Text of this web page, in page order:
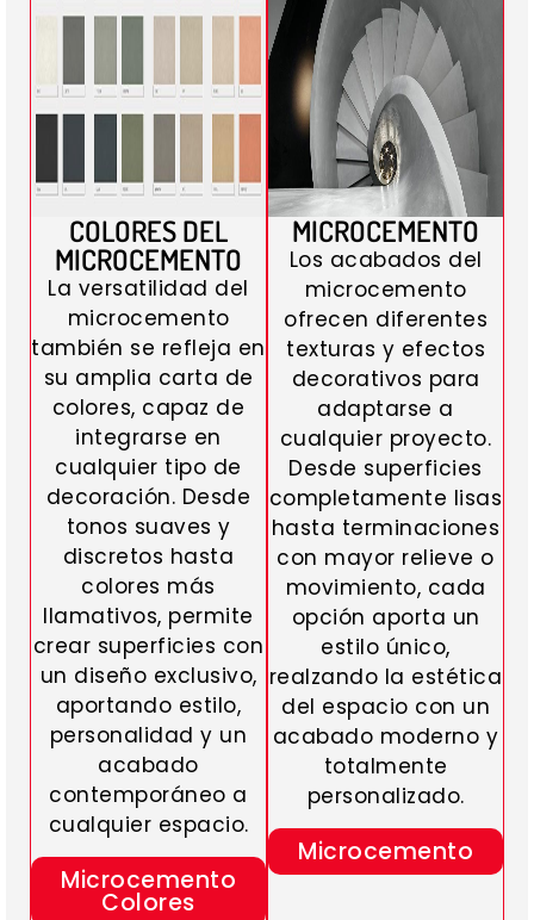
COLORES DEL
MICROCEMENTO
La versatilidad del
microcemento
también se refleja en
su amplia carta de
colores, capaz de
integrarse en
cualquier tipo de
decoración. Desde
tonos suaves y
discretos hasta
colores más
llamativos, permite
crear superficies con
un diseño exclusivo,
aportando estilo,
personalidad y un
acabado
contemporáneo a
cualquier espacio.
Microcemento
Colores
MICROCEMENTO
Los acabados del
microcemento
ofrecen diferentes
texturas y efectos
decorativos para
adaptarse a
cualquier proyecto.
Desde superficies
completamente lisas
hasta terminaciones
con mayor relieve o
movimiento, cada
opción aporta un
estilo único,
realzando la estética
del espacio con un
acabado moderno y
totalmente
personalizado.
Microcemento